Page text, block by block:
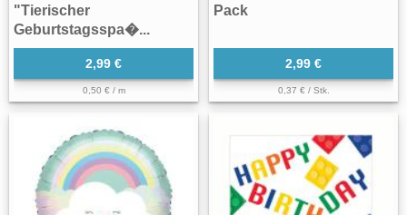
"Tierischer
Geburtstagsspa�...
2,99 €
0,50 € / m
Pack
2,99 €
0,37 € / Stk.